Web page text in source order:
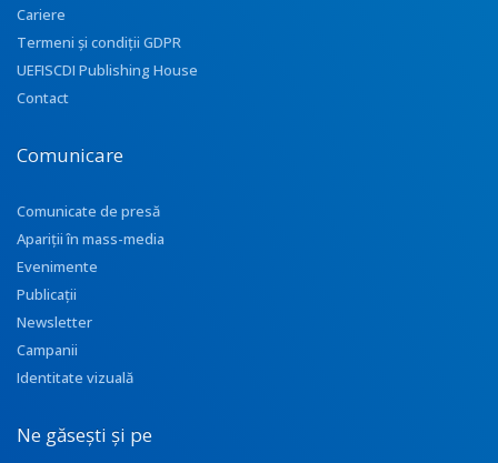
Cariere
Termeni și condiții GDPR
UEFISCDI Publishing House
Contact
Comunicare
Comunicate de presă
Apariţii în mass-media
Evenimente
Publicații
Newsletter
Campanii
Identitate vizuală
Ne găsești și pe